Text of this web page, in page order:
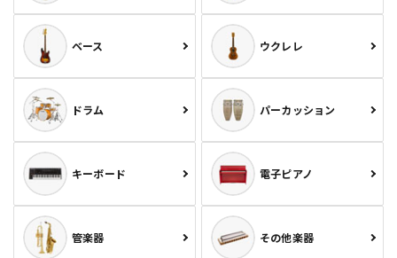
ベース ウクレレ
ドラム パーカッション
キーボード 電子ピアノ
管楽器 その他楽器